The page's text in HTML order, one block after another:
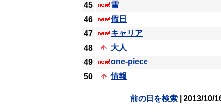
45
雪
46
假日
47
キャリア
48
大人
49
one-piece
50
情報
前の日を検索| 2013/10/